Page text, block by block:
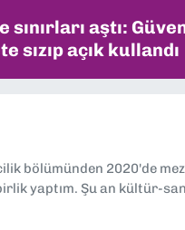
sınırları aştı:
sızıp açık kullandı
bölümünden 2020'de
yaptım. Şu an kültür-